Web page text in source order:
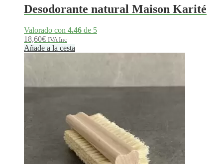
Desodorante natural Maison Karité
Valorado con 4.46 de 5
18,60€ IVA Inc
Añade a la cesta